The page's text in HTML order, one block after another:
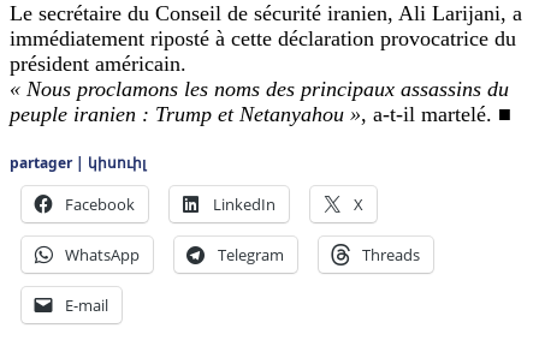
Le secrétaire du Conseil de sécurité iranien, Ali Larijani, a
immédiatement riposté à cette déclaration provocatrice du
président américain.
« Nous proclamons les noms des principaux assassins du
peuple iranien : Trump et Netanyahou », a-t-il martelé. ■
partager | կիսուիլ
Facebook LinkedIn X
WhatsApp Telegram Threads
E-mail